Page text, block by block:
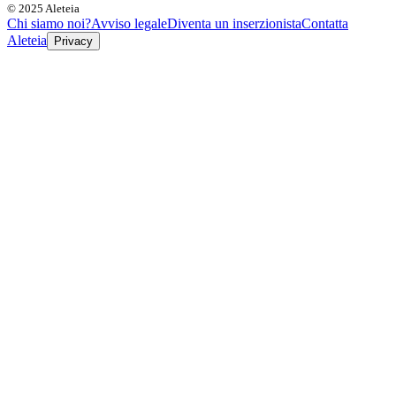
© 2025 Aleteia
Chi siamo noi?Avviso legaleDiventa un inserzionistaContatta
Aleteia
Privacy